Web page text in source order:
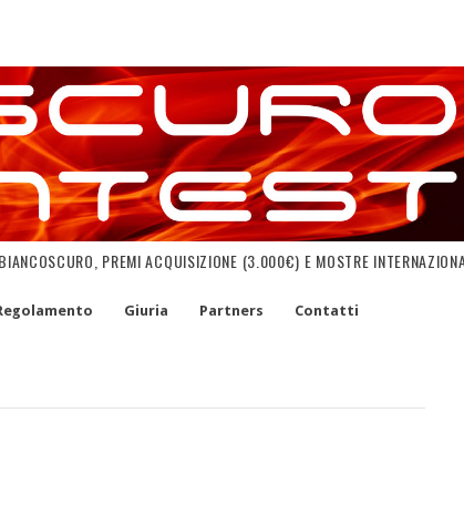
PREMI ACQUISIZIONE (3.000€) E MOSTRE
Giuria Partners Contatti